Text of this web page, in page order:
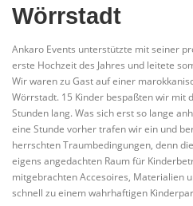
Wörrstadt
Ankaro Events unterstützte mit seiner
erste Hochzeit des Jahres und leitete
Wir waren zu Gast auf einer
Wörrstadt. 15 Kinder bespaßten wir mit
Stunden lang. Was sich erst so lange
eine Stunde vorher trafen wir ein und
herrschten Traumbedingungen, denn
eigens angedachten Raum für
mitgebrachten Accesoires, Materialien
schnell zu einem wahrhaftigen